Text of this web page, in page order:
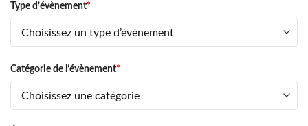
Type d’évènement*
Catégorie de l’évènement*